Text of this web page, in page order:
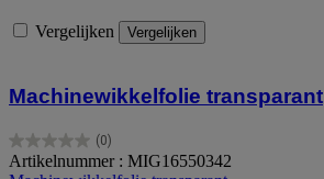
Vergelijken Vergelijken
Machinewikkelfolie transparant
(0)
0.0
van
Artikelnummer : MIG16550342